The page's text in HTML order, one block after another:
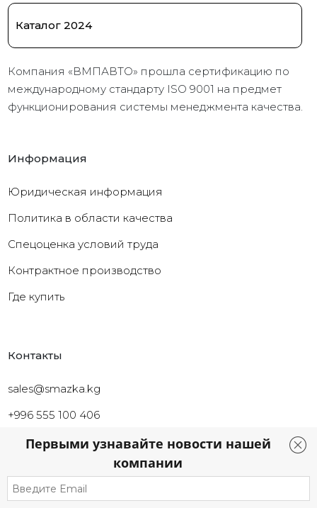
Первыми узнавайте новости нашей
компании
Каталог 2024
Компания «ВМПАВТО» прошла сертификацию по
международному стандарту ISO 9001 на предмет
функционирования системы менеджмента качества.
Информация
Юридическая информация
Политика в области качества
Cпецоценка условий труда
Контрактное производство
Где купить
Контакты
sales@smazka.kg
+996 555 100 406
+996 226 261 126
г. Бишкек, Ул Токтоналиева 46